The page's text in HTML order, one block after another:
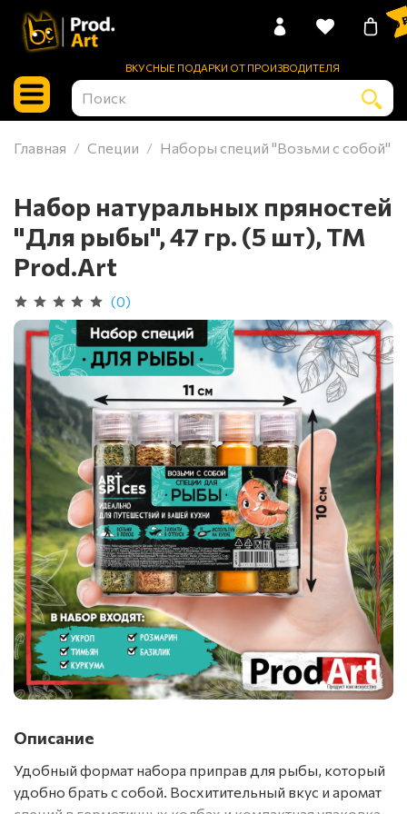
ВКУСНЫЕ ПОДАРКИ ОТ ПРОИЗВОДИТЕЛЯ
0
Главная Специи Наборы специй "Возьми с собой"
Набор натуральных пряностей
"Для рыбы", 47 гр. (5 шт), ТМ
Prod.Art
(0)
Описание
Удобный формат набора приправ для рыбы, который
удобно брать с собой. Восхитительный вкус и аромат